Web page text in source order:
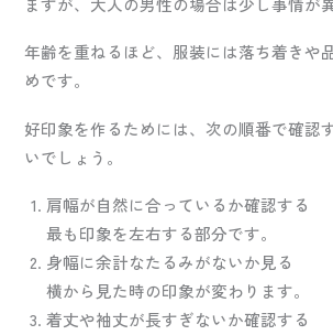
年齢を重ねるほど、服装には落ち着きや
めです。
好印象を作るためには、次の順番で確認
いでしょう。
肩幅が自然に合っているか確認する
最も印象を左右する部分です。
身幅に余計なたるみがないか見る
横から見た時の印象が変わります。
着丈や袖丈が長すぎないか確認する